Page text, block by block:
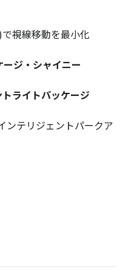
視線移動を最小化
ジ・シャイニー
ライトパッケージ
ンテリジェントパークア